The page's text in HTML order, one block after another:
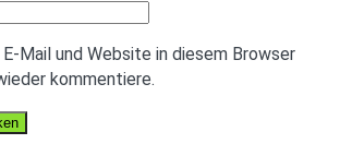
E-Mail und Website in diesem Browser
kommentiere.